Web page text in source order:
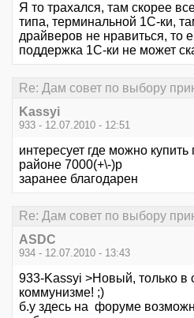
Я то трахался, там скорее
типа, терминальной 1С-ки,
драйверов не нравиться, то
поддержка 1С-ки не может
Re: Дам совет по выбору
Kassyi
933 - 12.07.2010 - 12:51
интересует где можно
районе 7000(+\-)р
заранее благодарен
Re: Дам совет по выбору
ASDC
934 - 12.07.2010 - 13:43
933-Kassyi >Новый, только в
коммунизме! ;)
б.у здесь на форуме